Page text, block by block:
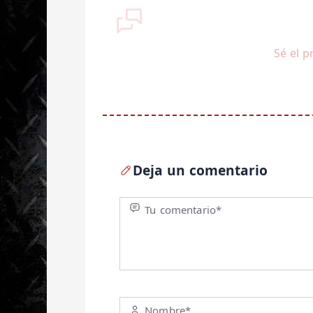
Sé el
Deja un comentario
Tu comentario*
Nombre*